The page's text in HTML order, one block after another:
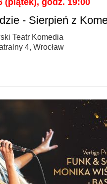
- Sierpień z
Teatr Komedia
4, Wrocław